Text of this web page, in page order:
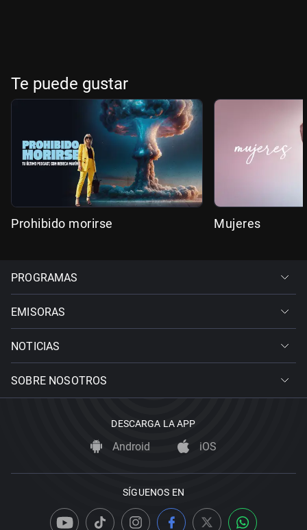
Te puede gustar
Prohibido morirse Mujeres
PROGRAMAS
EMISORAS
NOTICIAS
SOBRE NOSOTROS
DESCARGA LA APP
Android iOS
SÍGUENOS EN